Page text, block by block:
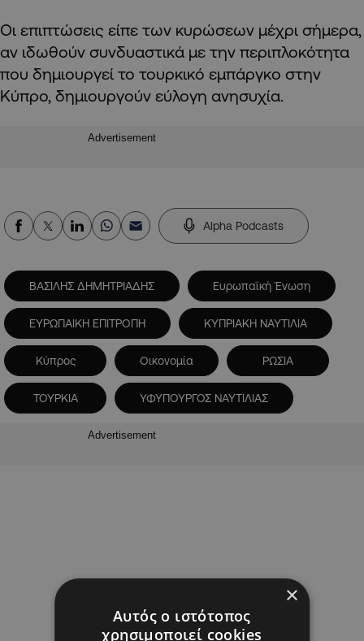
Οι επιπτώσεις είπε των κυρώσεων μέχρι σήμερα,
αν ιδωθούν συνδυαστικά με την περιπλοκότητα
που δημιουργεί το τουρκικό εμπάργκο στην
Κύπρο, δημιουργούν εύλογη ανησυχία.
Advertisement
Alpha Podcasts
ΒΑΣΙΛΗΣ ΔΗΜΗΤΡΙΑΔΗΣ Ευρωπαϊκή Ένωση
ΕΥΡΩΠΑΙΚΗ ΕΠΙΤΡΟΠΗ ΚΥΠΡΙΑΚΗ ΝΑΥΤΙΛΙΑ
Κύπρος Οικονομία ΡΩΣΙΑ
ΤΟΥΡΚΙΑ ΥΦΥΠΟΥΡΓΟΣ ΝΑΥΤΙΛΙΑΣ
Advertisement
×
Αυτός ο ιστότοπος
χρησιμοποιεί cookies